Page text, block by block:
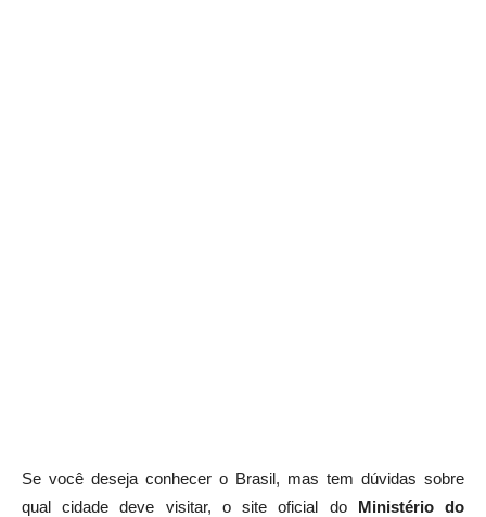
Se você deseja conhecer o Brasil, mas tem dúvidas sobre
qual cidade deve visitar, o site oficial do Ministério do